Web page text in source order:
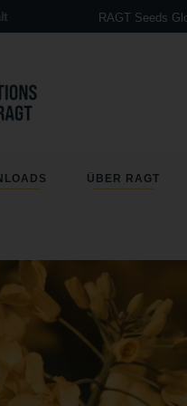
Sorghumanbau – So
RAGT Seeds
ÜBER RAGT